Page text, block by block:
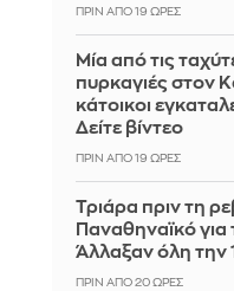
ΠΡΙΝ ΑΠΌ 19 ΏΡΕΣ
Μία από τις
πυρκαγιές στον
κάτοικοι
Δείτε βίντεο
ΠΡΙΝ ΑΠΌ 19 ΏΡΕΣ
Τριάρα πριν τη
Παναθηναϊκό
Άλλαξαν όλη την
ΠΡΙΝ ΑΠΌ 20 ΏΡΕΣ